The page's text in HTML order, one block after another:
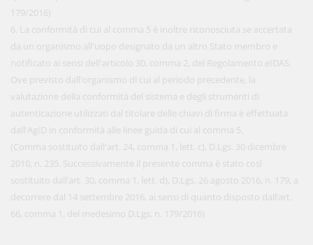
179/2016)
6. La conformità di cui al comma 5 è inoltre riconosciuta se accertata
da un organismo all'uopo designato da un altro Stato membro e
notificato ai sensi dell'articolo 30, comma 2, del Regolamento eIDAS.
Ove previsto dall'organismo di cui al periodo precedente, la
valutazione della conformità del sistema e degli strumenti di
autenticazione utilizzati dal titolare delle chiavi di firma è effettuata
dall'AgID in conformità alle linee guida di cui al comma 5.
(Comma sostituito dall'art. 24, comma 1, lett. c), D.Lgs. 30 dicembre
2010, n. 235. Successivamente il presente comma è stato così
sostituito dall’art. 30, comma 1, lett. d), D.Lgs. 26 agosto 2016, n. 179, a
decorrere dal 14 settembre 2016, ai sensi di quanto disposto dall’art.
66, comma 1, del medesimo D.Lgs. n. 179/2016)